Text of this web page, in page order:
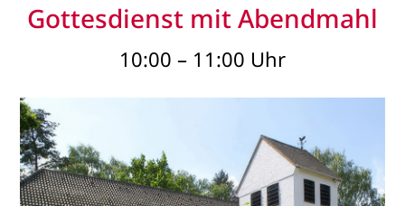
Gottesdienst mit Abendmahl
10:00 – 11:00 Uhr